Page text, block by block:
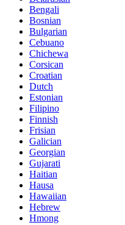
Bengali
Bosnian
Bulgarian
Cebuano
Chichewa
Corsican
Croatian
Dutch
Estonian
Filipino
Finnish
Frisian
Galician
Georgian
Gujarati
Haitian
Hausa
Hawaiian
Hebrew
Hmong